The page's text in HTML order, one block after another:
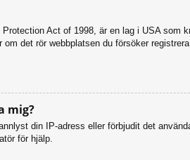
Act of 1998, är en lag i USA
det rör webbplatsen du försöker
mig?
din IP-adress eller förbjudit det
för hjälp.